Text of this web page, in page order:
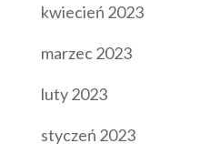
kwiecień 2023
marzec 2023
luty 2023
styczeń 2023